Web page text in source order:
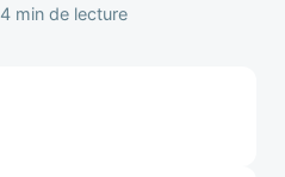
4 min de lecture